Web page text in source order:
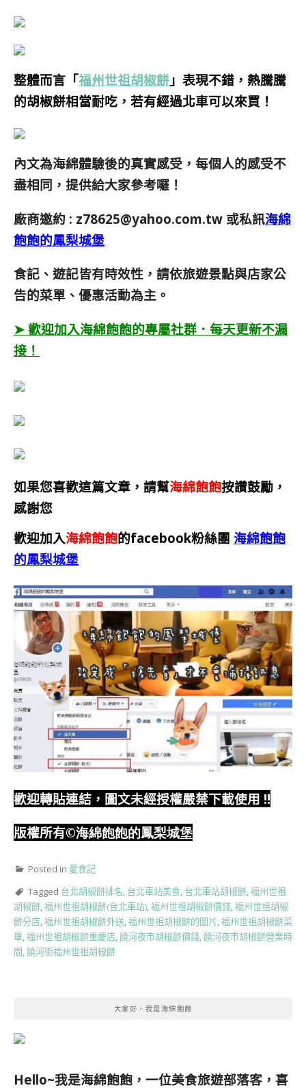
整體而言「福州世祖胡椒餅 」表現不錯 ，熱騰騰
的胡椒餅相當耐吃 ，若有經過北車可以來買！
內文為海綿體驗後的真實感受，每個人的感受不
盡相同，提供給大家參考囉！
廠商邀約 : z78625@yahoo.com.tw 或私訊海綿
飽飽的鳳梨城堡
食記、遊記皆有時效性，請依旅遊景點與店家公
告的菜單、優惠活動為主。
➤ 歡迎加入海綿飽飽的專屬社群．每天更新不漏
接！
如果您喜歡這篇文章，請幫海綿飽飽按讚鼓勵，
感謝您
歡迎加入海綿飽飽的facebook粉絲團 海綿飽飽
的鳳梨城堡
歡迎轉貼連結，圖文未經授權嚴禁下載使用 !!
版權所有©海綿飽飽的鳳梨城堡
Posted in 愛食記
Tagged 台北胡椒餅排名, 台北車站美食, 台北車站胡椒餅,福州世祖
胡椒餅,福州世祖胡椒餅(台北車站),福州世祖胡椒餅價錢,福州世祖胡椒
餅分店,福州世祖胡椒餅外送,福州世祖胡椒餅的圖片 ,福州世祖胡椒餅菜
單,福州世祖胡椒餅重慶店,饒河夜市胡椒餅價錢,饒河夜市胡椒餅營業時
間,饒河街福州世祖胡椒餅
大家好，我是海綿飽飽
Hello~我是海綿飽飽，一位美食旅遊部落客， 喜